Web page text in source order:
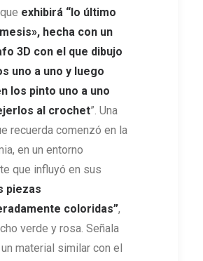
exhibirá “lo último
hecha con un
3D con el que dibujo
uno a uno y luego
los pinto uno a uno
al crochet”. Una
recuerda comenzó en la
en un entorno
que influyó en sus
piezas
coloridas”,
verde y rosa. Señala
material similar con el